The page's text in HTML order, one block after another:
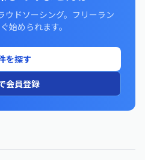
ウドソーシング。フリーラン
始められます。
を探す
会員登録